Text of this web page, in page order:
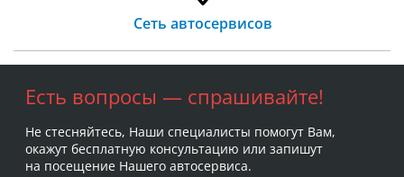
Есть вопросы — спрашивайте!
Не стесняйтесь, Наши специалисты помогут Вам,
окажут бесплатную консультацию или запишут
на посещение Нашего автосервиса.